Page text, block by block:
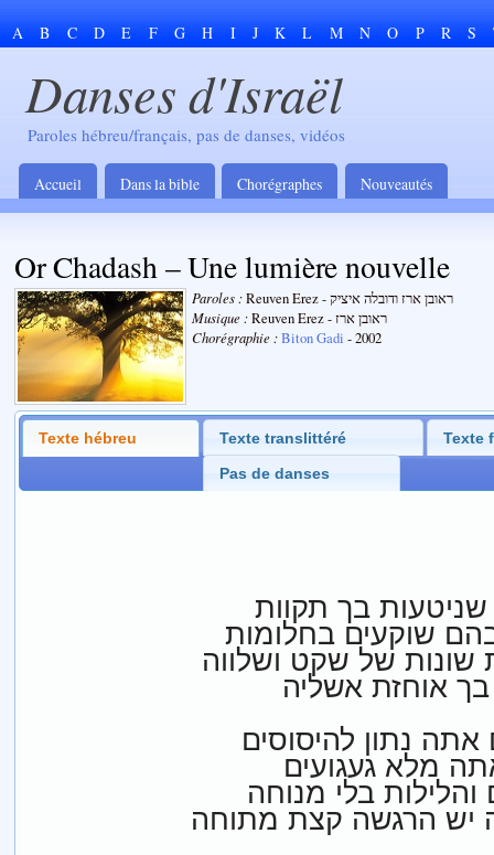
A B C D E F G H I J K L M N O P R S
Danses d'Israël
Paroles hébreu/français, pas de danses, vidéos
Accueil Dans la bible Chorégraphes Nouveautés
Or Chadash – Une lumière nouvelle
Paroles :
Reuven Erez - ראובן ארז ודובלה איציק
Musique :
Reuven Erez - ראובן ארז
Chorégraphie :Biton Gadi - 2002
Texte hébreu Texte translittéré Texte
Pas de danses
שניטעות בך תקוות
שוקעים בחלומות
שונות של שקט ושלווה
אוחזת אשליה
נתון להיסוסים
מלא געגועים
והלילות בלי מנוחה
יש הרגשה קצת מתוחה